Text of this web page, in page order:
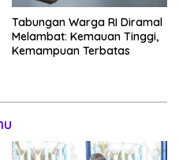
Tabungan Warga RI Diramal
Melambat: Kemauan Tinggi,
Kemampuan Terbatas